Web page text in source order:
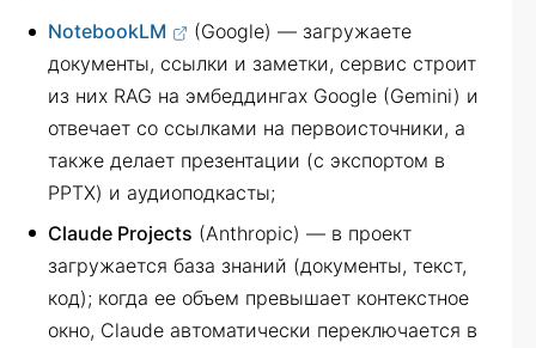
NotebookLM
(Google) — загружаете
документы, ссылки и заметки, сервис строит
из них RAG на эмбеддингах Google (Gemini) и
отвечает со ссылками на первоисточники, а
также делает презентации (с экспортом в
PPTX) и аудиоподкасты;
Claude Projects (Anthropic) — в проект
загружается база знаний (документы, текст,
код); когда ее объем превышает контекстное
окно, Claude автоматически переключается в